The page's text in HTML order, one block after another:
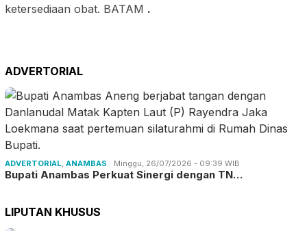
ketersediaan obat. BATAM .
ADVERTORIAL
ADVERTORIAL ANAMBAS Minggu, 26/07/2026 - 09:39 WIB
Bupati Anambas Perkuat Sinergi dengan TN…
LIPUTAN KHUSUS